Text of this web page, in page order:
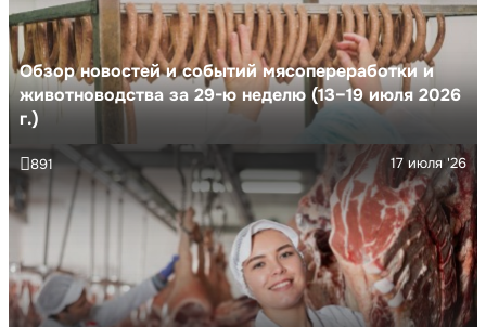
Обзор новостей и событий мясопереработки и
животноводства за 29-ю неделю (13–19 июля 2026
г.)
17 июля '26
891